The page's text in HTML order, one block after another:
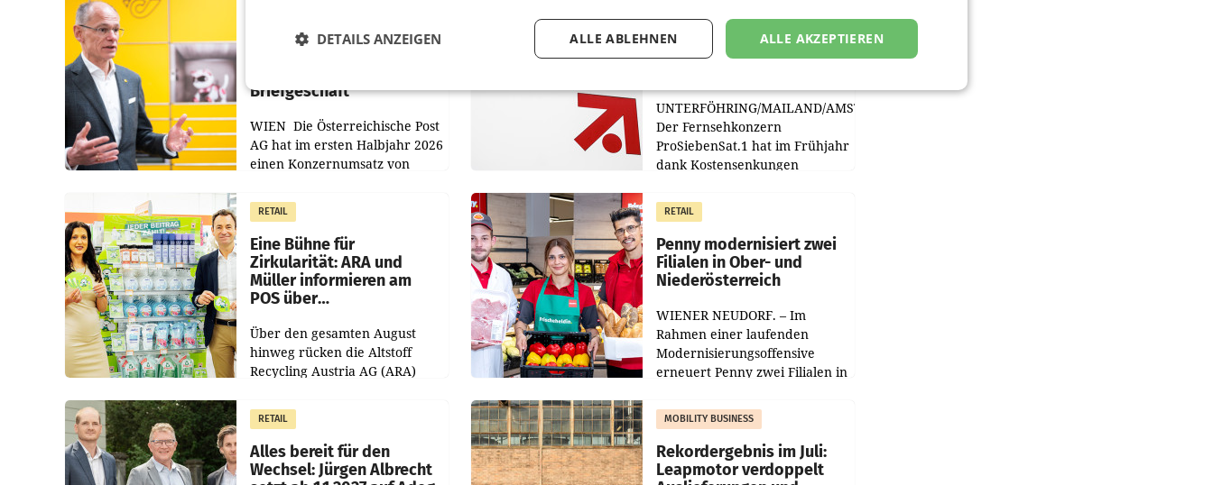
Österreichische Post:
Briefgeschäft
WIEN Die Österreichische Post
AG hat im ersten Halbjahr 2026
einen Konzernumsatz von
erwirtschaftet, was einem Plus
von 3,8 Prozent gegenüber
dem Vergleichszeitraum
ProSiebenSat.1 spart und
macht überraschend viel
UNTERFÖHRING/MAILAND/AMSTERDAM.
Der Fernsehkonzern
ProSiebenSat.1 hat im Frühjahr
dank Kostensenkungen
gemacht und die
Markterwartung deutlich
übertroffen.
RETAIL
Eine Bühne für
Zirkularität: ARA und
Müller informieren am
POS über
Über den gesamten August
hinweg rücken die Altstoff
Recycling Austria AG (ARA)
Müller die Initiative „Kreislauf-
Helden“ in allen
österreichischen Müller-Filialen
RETAIL
Penny modernisiert zwei
Filialen in Ober- und
Niederösterreich
WIENER NEUDORF. – Im
Rahmen einer laufenden
Modernisierungsoffensive
erneuert Penny zwei Filialen in
Die beiden Standorte liegen in
Haag sowie im rund
RETAIL
Alles bereit für den
Wechsel: Jürgen Albrecht
MOBILITY BUSINESS
Rekordergebnis im Juli:
Leapmotor verdoppelt
ALLE AKZEPTIEREN
ALLE ABLEHNEN
DETAILS ANZEIGEN